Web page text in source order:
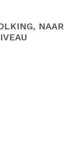
NAAR